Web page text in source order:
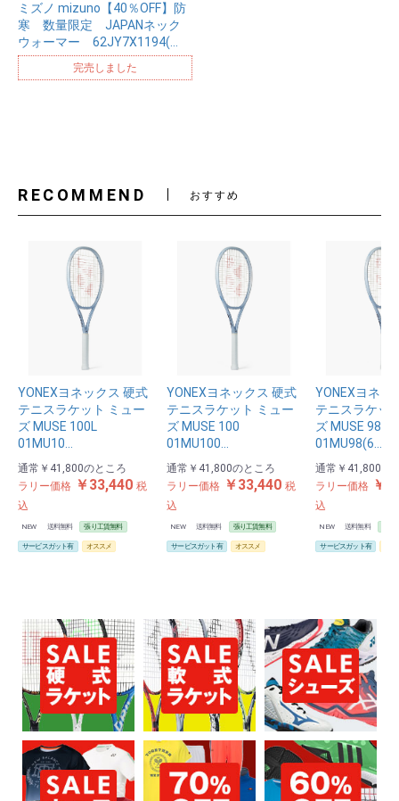
ミズノ mizuno【40％OFF】防
寒 数量限定 JAPANネック
ウォーマー 62JY7X1194(…
完売しました
RECOMMEND おすすめ
YONEXヨネックス 硬式
テニスラケット ミュー
ズ MUSE 100L
01MU10…
通常 ￥41,800のところ
ラリー価格 ￥33,440 税
込
NEW 送料無料 張り工賃無料
サービスガット有 オススメ
YONEXヨネックス 硬式
テニスラケット ミュー
ズ MUSE 100
01MU100…
通常 ￥41,800のところ
ラリー価格 ￥33,440税
込
NEW 送料無料 張り工賃無料
サービスガット有 オススメ
YONEXヨネッ
テニスラケッ
ズ MUSE 98
01MU98(6…
通常 ￥41,800
ラリー価格 ￥
込
NEW 送料無料
サービスガット有